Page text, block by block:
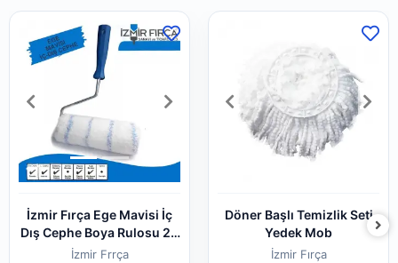
İzmir Fırça Ege Mavisi İç
Dış Cephe Boya Rulosu 20
Cm
İzmir Frrça
Döner Başlı Temizlik Seti
Yedek Mob
İzmir Fırça